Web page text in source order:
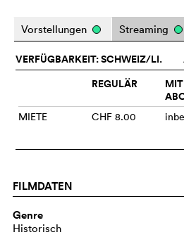
Vorstellungen Streaming
VERFÜGBARKEIT: SCHWEIZ/LI.
REGULÄR
MIETE CHF 8.00
FILMDATEN
Genre
Historisch